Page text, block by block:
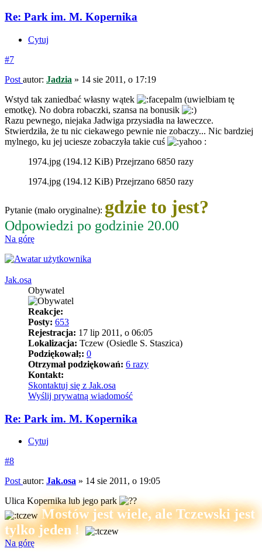
Re: Park im. M. Kopernika
Cytuj
#7
Post autor: Jadzia » 14 sie 2011, o 17:19
Wstyd tak zaniedbać własny wątek
(uwielbiam tę
emotkę). No dobra robaczki, szansa na bonusik
Razu pewnego, niejaka Jadwiga przysiadła na ławeczce.
Stwierdziła, że tu nic ciekawego pewnie nie zobaczy... Nic bardziej
mylnego, ku jej uciesze zobaczyła takie cuś
:
1974.jpg (194.12 KiB) Przejrzano 6850 razy
1974.jpg (194.12 KiB) Przejrzano 6850 razy
Pytanie (mało oryginalne): gdzie to jest?
Odpowiedzi po godzinie 20.00
Na górę
Jak.osa
Obywatel
Reakcje:
Posty: 653
Rejestracja: 17 lip 2011, o 06:05
Lokalizacja: Tczew (Osiedle S. Staszica)
Podziękował;: 0
Otrzymał podziękowań: 6 razy
Kontakt:
Skontaktuj się z Jak.osa
Wyślij prywatną wiadomość
Re: Park im. M. Kopernika
Cytuj
#8
Post autor: Jak.osa » 14 sie 2011, o 19:05
Ulica Kopernika lub jego park
Mostów jest wiele, ale Tczewski jest
tylko jeden !
Na górę